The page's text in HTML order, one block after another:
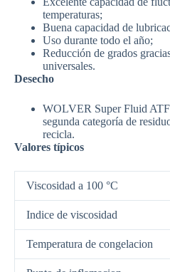
temperaturas;
Buena capacidad de
Uso durante todo el año;
Reducción de grados
universales.
Desecho
WOLVER Super Fluid ATF
segunda categoría de
recicla.
Valores típicos
Viscosidad a 100 °C
Indice de viscosidad
Temperatura de congelacion